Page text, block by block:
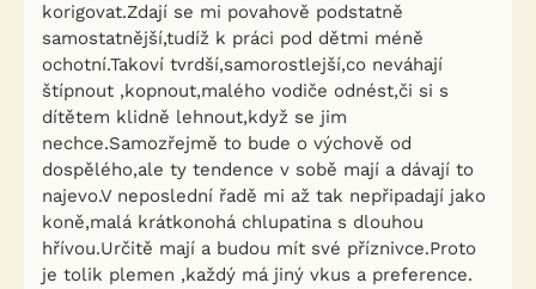
korigovat.Zdají se mi povahově podstatně
samostatnější,tudíž k práci pod dětmi méně
ochotní.Takoví tvrdší,samorostlejší,co neváhají
štípnout ,kopnout,malého vodiče odnést,či si s
dítětem klidně lehnout,když se jim
nechce.Samozřejmě to bude o výchově od
dospělého,ale ty tendence v sobě mají a dávají to
najevo.V neposlední řadě mi až tak nepřipadají jako
koně,malá krátkonohá chlupatina s dlouhou
hřívou.Určitě mají a budou mít své příznivce.Proto
je tolik plemen ,každý má jiný vkus a preference.